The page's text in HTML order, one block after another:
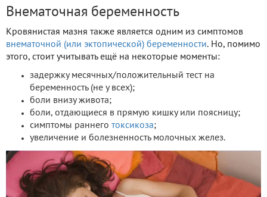
Внематочная беременность
Кровянистая мазня также является одним из симптомов
внематочной (или эктопической) беременности. Но, помимо
этого, стоит учитывать ещё на некоторые моменты:
задержку месячных/положительный тест на
беременность (не у всех);
боли внизу живота;
боли, отдающиеся в прямую кишку или поясницу;
симптомы раннего токсикоза;
увеличение и болезненность молочных желез.